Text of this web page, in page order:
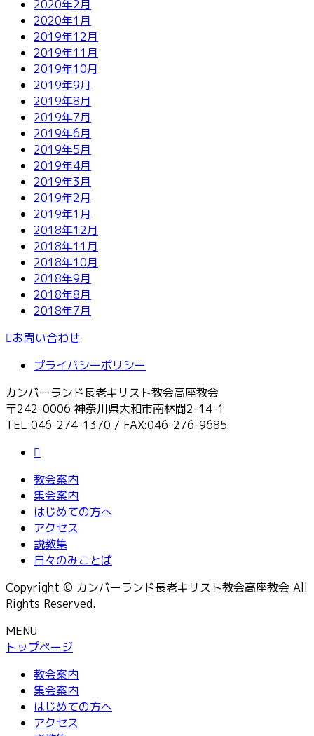
2020年2月
2020年1月
2019年12月
2019年11月
2019年10月
2019年9月
2019年8月
2019年7月
2019年6月
2019年5月
2019年4月
2019年3月
2019年2月
2019年1月
2018年12月
2018年11月
2018年10月
2018年9月
2018年8月
2018年7月
お問い合わせ
プライバシーポリシー
カンバーランド長老キリスト教会高座教会
〒242-0006 神奈川県大和市南林間2-14-1
TEL:046-274-1370 / FAX:046-276-9685
教会案内
集会案内
はじめての方へ
アクセス
説教集
日々のみことば
Copyright © カンバーランド長老キリスト教会高座教会 All
Rights Reserved.
MENU
トップページ
教会案内
集会案内
はじめての方へ
アクセス